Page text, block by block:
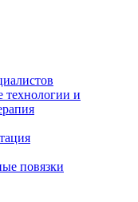
технологии и
повязки